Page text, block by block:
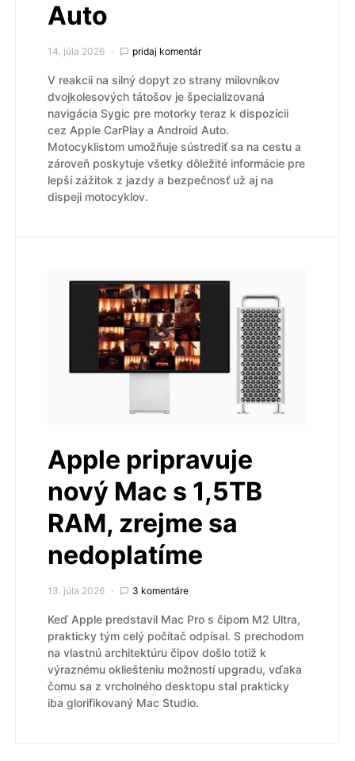
Auto
14. júla 2026 pridaj komentár
V reakcii na silný dopyt zo strany milovníkov
dvojkolesových tátošov je špecializovaná
navigácia Sygic pre motorky teraz k dispozícii
cez Apple CarPlay a Android Auto.
Motocyklistom umožňuje sústrediť sa na cestu a
zároveň poskytuje všetky dôležité informácie pre
lepší zážitok z jazdy a bezpečnosť už aj na
dispeji motocyklov.
Apple pripravuje
nový Mac s 1,5TB
RAM, zrejme sa
nedoplatíme
13. júla 2026 3 komentáre
Keď Apple predstavil Mac Pro s čipom M2 Ultra,
prakticky tým celý počítač odpísal. S prechodom
na vlastnú architektúru čipov došlo totiž k
výraznému okliešteniu možností upgradu, vďaka
čomu sa z vrcholného desktopu stal prakticky
iba glorifikovaný Mac Studio.